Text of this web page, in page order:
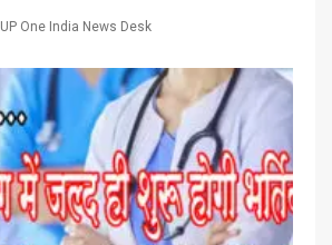
UP One India News Desk